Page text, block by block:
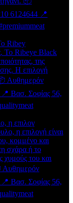
Ribey
η επιλογ